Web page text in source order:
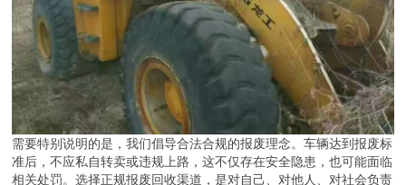
需要特别说明的是，我们倡导合法合规的报废理念。车辆达到报废标
准后，不应私自转卖或违规上路，这不仅存在安全隐患，也可能面临
相关处罚。选择正规报废回收渠道，是对自己、对他人、对社会负责